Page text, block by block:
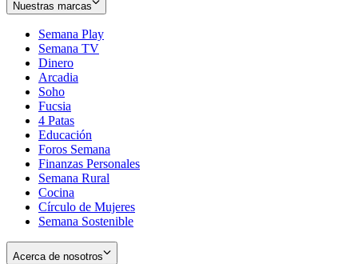
Nuestras marcas
Semana Play
Semana TV
Dinero
Arcadia
Soho
in
new
window
Fucsia
in
new
window
4 Patas
Educación
Foros Semana
Finanzas Personales
Semana Rural
Cocina
Círculo de Mujeres
Semana Sostenible
Acerca de nosotros